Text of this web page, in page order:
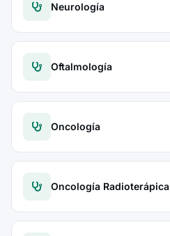
Neurología
Oftalmología
Oncología
Oncología Radioterápica